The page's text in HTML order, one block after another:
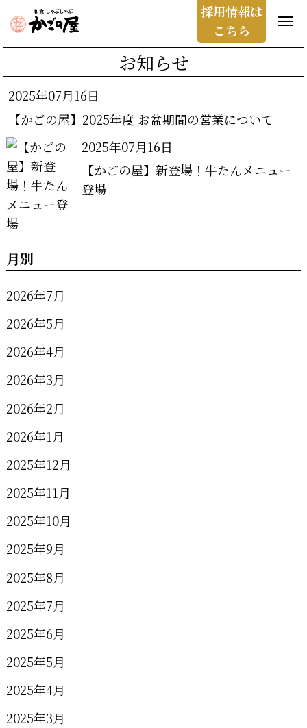
採用情報は
こちら
お知らせ
2025年07月16日
【かごの屋】2025年度 お盆期間の営業について
2025年07月16日
【かごの屋】新登場！牛たんメニュー
登場
月別
2026年7月
2026年5月
2026年4月
2026年3月
2026年2月
2026年1月
2025年12月
2025年11月
2025年10月
2025年9月
2025年8月
2025年7月
2025年6月
2025年5月
2025年4月
2025年3月